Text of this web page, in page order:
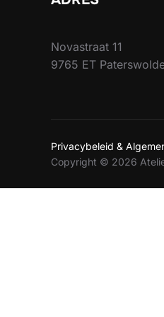
Novastraat 11
9765 ET
Privacybeleid &
Copyright © 2026